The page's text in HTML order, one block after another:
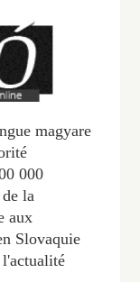
magyare
000
la
aux
Slovaquie